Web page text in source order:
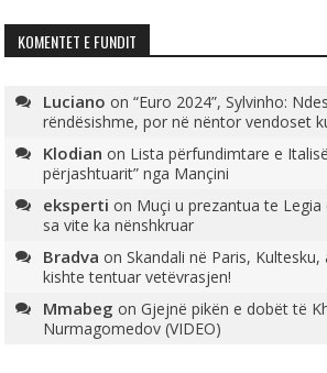
KOMENTET E FUNDIT
Luciano on“Euro 2024”, Sylvinho:
rëndësishme, por në nëntor vendoset
Klodian on Lista përfundimtare e
përjashtuarit” nga Mançini
eksperti on Muçi u prezantua te Legia
sa vite ka nënshkruar
Bradva onSkandali në Paris,
kishte tentuar vetëvrasjen!
Mmabeg onGjejnë pikën e dobët të
Nurmagomedov (VIDEO)